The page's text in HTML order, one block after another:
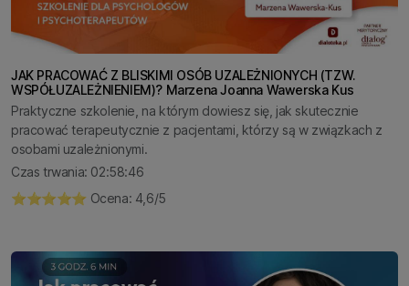
JAK PRACOWAĆ Z BLISKIMI OSÓB UZALEŻNIONYCH (TZW.
WSPÓŁUZALEŻNIENIEM)? Marzena Joanna Wawerska Kus
Praktyczne szkolenie, na którym dowiesz się, jak skutecznie
pracować terapeutycznie z pacjentami, którzy są w związkach z
osobami uzależnionymi.
Czas trwania: 02:58:46
⭐️⭐️⭐️⭐️⭐️ Ocena: 4,6/5